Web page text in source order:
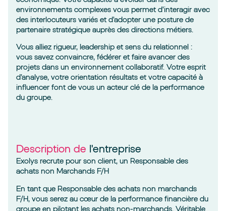
environnements complexes vous permet d’interagir avec
des interlocuteurs variés et d’adopter une posture de
partenaire stratégique auprès des directions métiers.
Vous alliez rigueur, leadership et sens du relationnel :
vous savez convaincre, fédérer et faire avancer des
projets dans un environnement collaboratif. Votre esprit
d’analyse, votre orientation résultats et votre capacité à
influencer font de vous un acteur clé de la performance
du groupe.
Description de l'entreprise
Exolys recrute pour son client, un Responsable des
achats non Marchands F/H
En tant que Responsable des achats non marchands
F/H, vous serez au cœur de la performance financière du
groupe en pilotant les achats non-marchands. Véritable